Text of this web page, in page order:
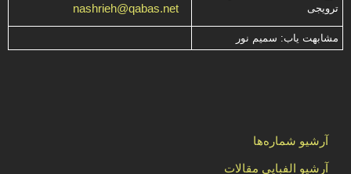
ترویجی
nashrieh@qabas.net
مشابهت ياب: سميم نور
آرشیو شماره‌ها
آرشیو الفبایی مقالات